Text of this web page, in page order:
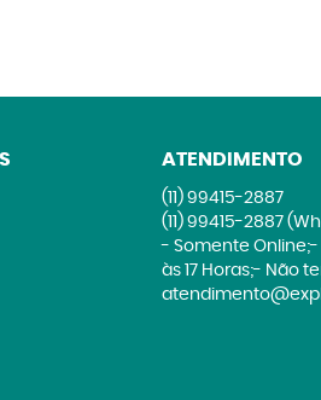
ATENDIMENTO
(11) 99415-2887
(11) 99415-2887
- Somente Online;-
às 17 Horas;- Não